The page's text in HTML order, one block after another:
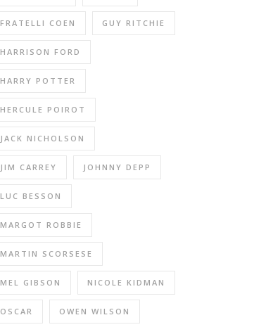
FRATELLI COEN GUY RITCHIE
HARRISON FORD
HARRY POTTER
HERCULE POIROT
JACK NICHOLSON
JIM CARREY JOHNNY DEPP
LUC BESSON
MARGOT ROBBIE
MARTIN SCORSESE
MEL GIBSON NICOLE KIDMAN
OSCAR OWEN WILSON